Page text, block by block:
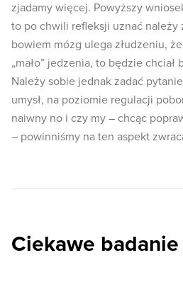
zjadamy więcej. Powyższy
to po chwili refleksji uznać należy
bowiem mózg ulega złudzeniu,
„mało” jedzenia, to będzie
Należy sobie jednak zadać
umysł, na poziomie regulacji
naiwny no i czy my – chcąc
– powinniśmy na ten aspekt
Ciekawe badanie